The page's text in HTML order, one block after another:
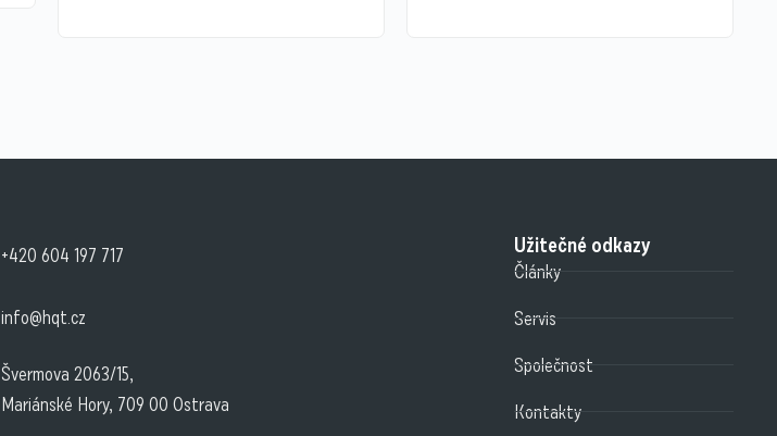
+420 604 197 717
info@hqt.cz
Švermova 2063/15,
Mariánské Hory, 709 00 Ostrava
Užitečné odkazy
Články
Servis
Společnost
Kontakty